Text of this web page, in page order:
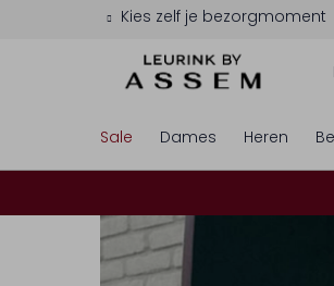
Kies zelf je bezorgmoment
Sale Dames Heren